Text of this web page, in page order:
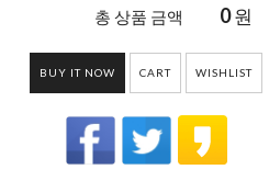
총 상품 금액 0원
BUY IT NOW CART WISHLIST